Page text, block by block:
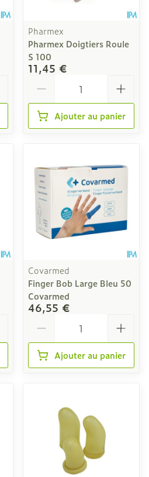
Pharmex
Pharmex Doigtiers Roule
S 100
11,45 €
Ajouter au panier
Covarmed
Finger Bob Large Bleu 50
Covarmed
46,55 €
Ajouter au panier